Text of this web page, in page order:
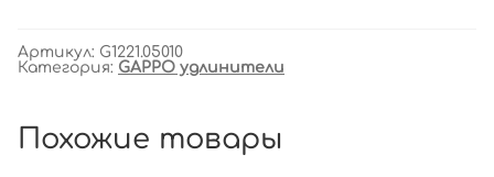
Артикул: G1221.05010
Категория: GAPPO удлинители
Похожие товары